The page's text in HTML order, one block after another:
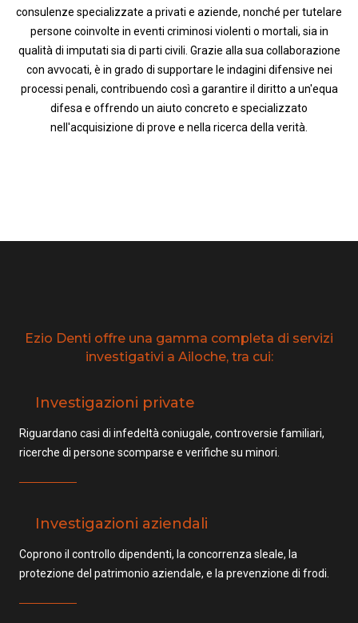
consulenze specializzate a privati e aziende, nonché per tutelare
persone coinvolte in eventi criminosi violenti o mortali, sia in
qualità di imputati sia di parti civili. Grazie alla sua collaborazione
con avvocati, è in grado di supportare le indagini difensive nei
processi penali, contribuendo così a garantire il diritto a un'equa
difesa e offrendo un aiuto concreto e specializzato
nell'acquisizione di prove e nella ricerca della verità.
Ezio Denti offre una gamma completa di servizi
investigativi a Ailoche, tra cui:
Investigazioni private
Riguardano casi di infedeltà coniugale, controversie familiari,
ricerche di persone scomparse e verifiche su minori.
Investigazioni aziendali
Coprono il controllo dipendenti, la concorrenza sleale, la
protezione del patrimonio aziendale, e la prevenzione di frodi.